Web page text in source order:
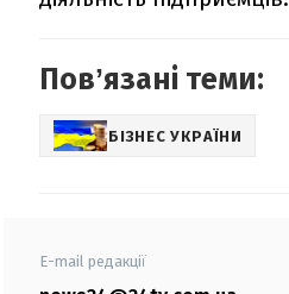
Повʼязані теми:
БІЗНЕС УКРАЇНИ
E-mail редакції